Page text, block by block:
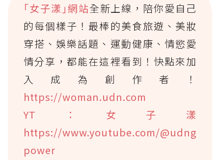
｢女子漾｣網站全新上線，陪你愛自己
的每個樣子！最棒的美食旅遊、美妝
穿搭、娛樂話題、運動健康、情慾愛
情分享，都能在這裡看到！快點來加
入成為創作者！
https://woman.udn.com
YT：女子漾
https://www.youtube.com/@udng
power